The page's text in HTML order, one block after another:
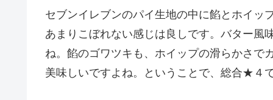
セブンイレブンのパイ生地の中に餡とホイッ
あまりこぼれない感じは良しです。バター風
ね。餡のゴワツキも、ホイップの滑らかさで
美味しいですよね。ということで、総合★４